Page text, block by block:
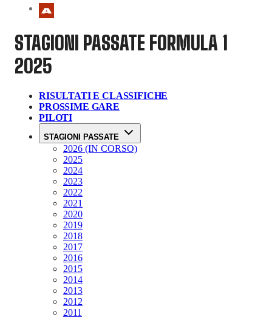
STAGIONI PASSATE FORMULA 1
2025
RISULTATI E CLASSIFICHE
PROSSIME GARE
PILOTI
STAGIONI PASSATE
2026 (IN CORSO)
2025
2024
2023
2022
2021
2020
2019
2018
2017
2016
2015
2014
2013
2012
2011